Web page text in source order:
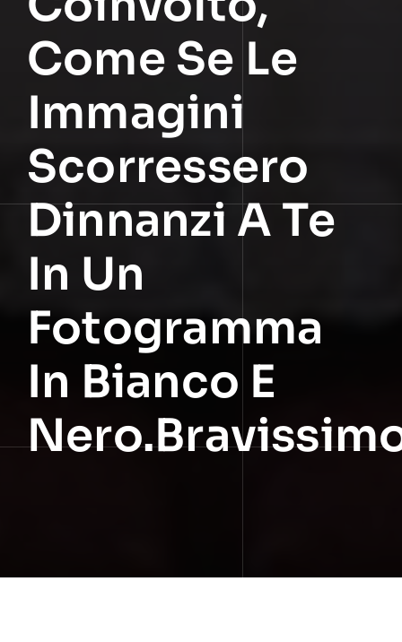
Come Se Le
Immagini
Scorressero
Dinnanzi A Te
In Un
Fotogramma
In Bianco E